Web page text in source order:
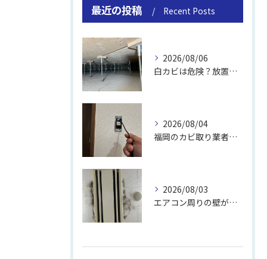
最近の投稿 Recent Posts
2026/08/06
白カビは危険？放置のリスクと取り方
2026/08/04
福岡のカビ取り業者おすすめの選び方と費用
2026/08/03
エアコン周りの壁が結露しやすい理由